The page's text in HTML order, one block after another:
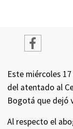
Este miércoles
del atentado al
Bogotá que dejó
Al respecto el